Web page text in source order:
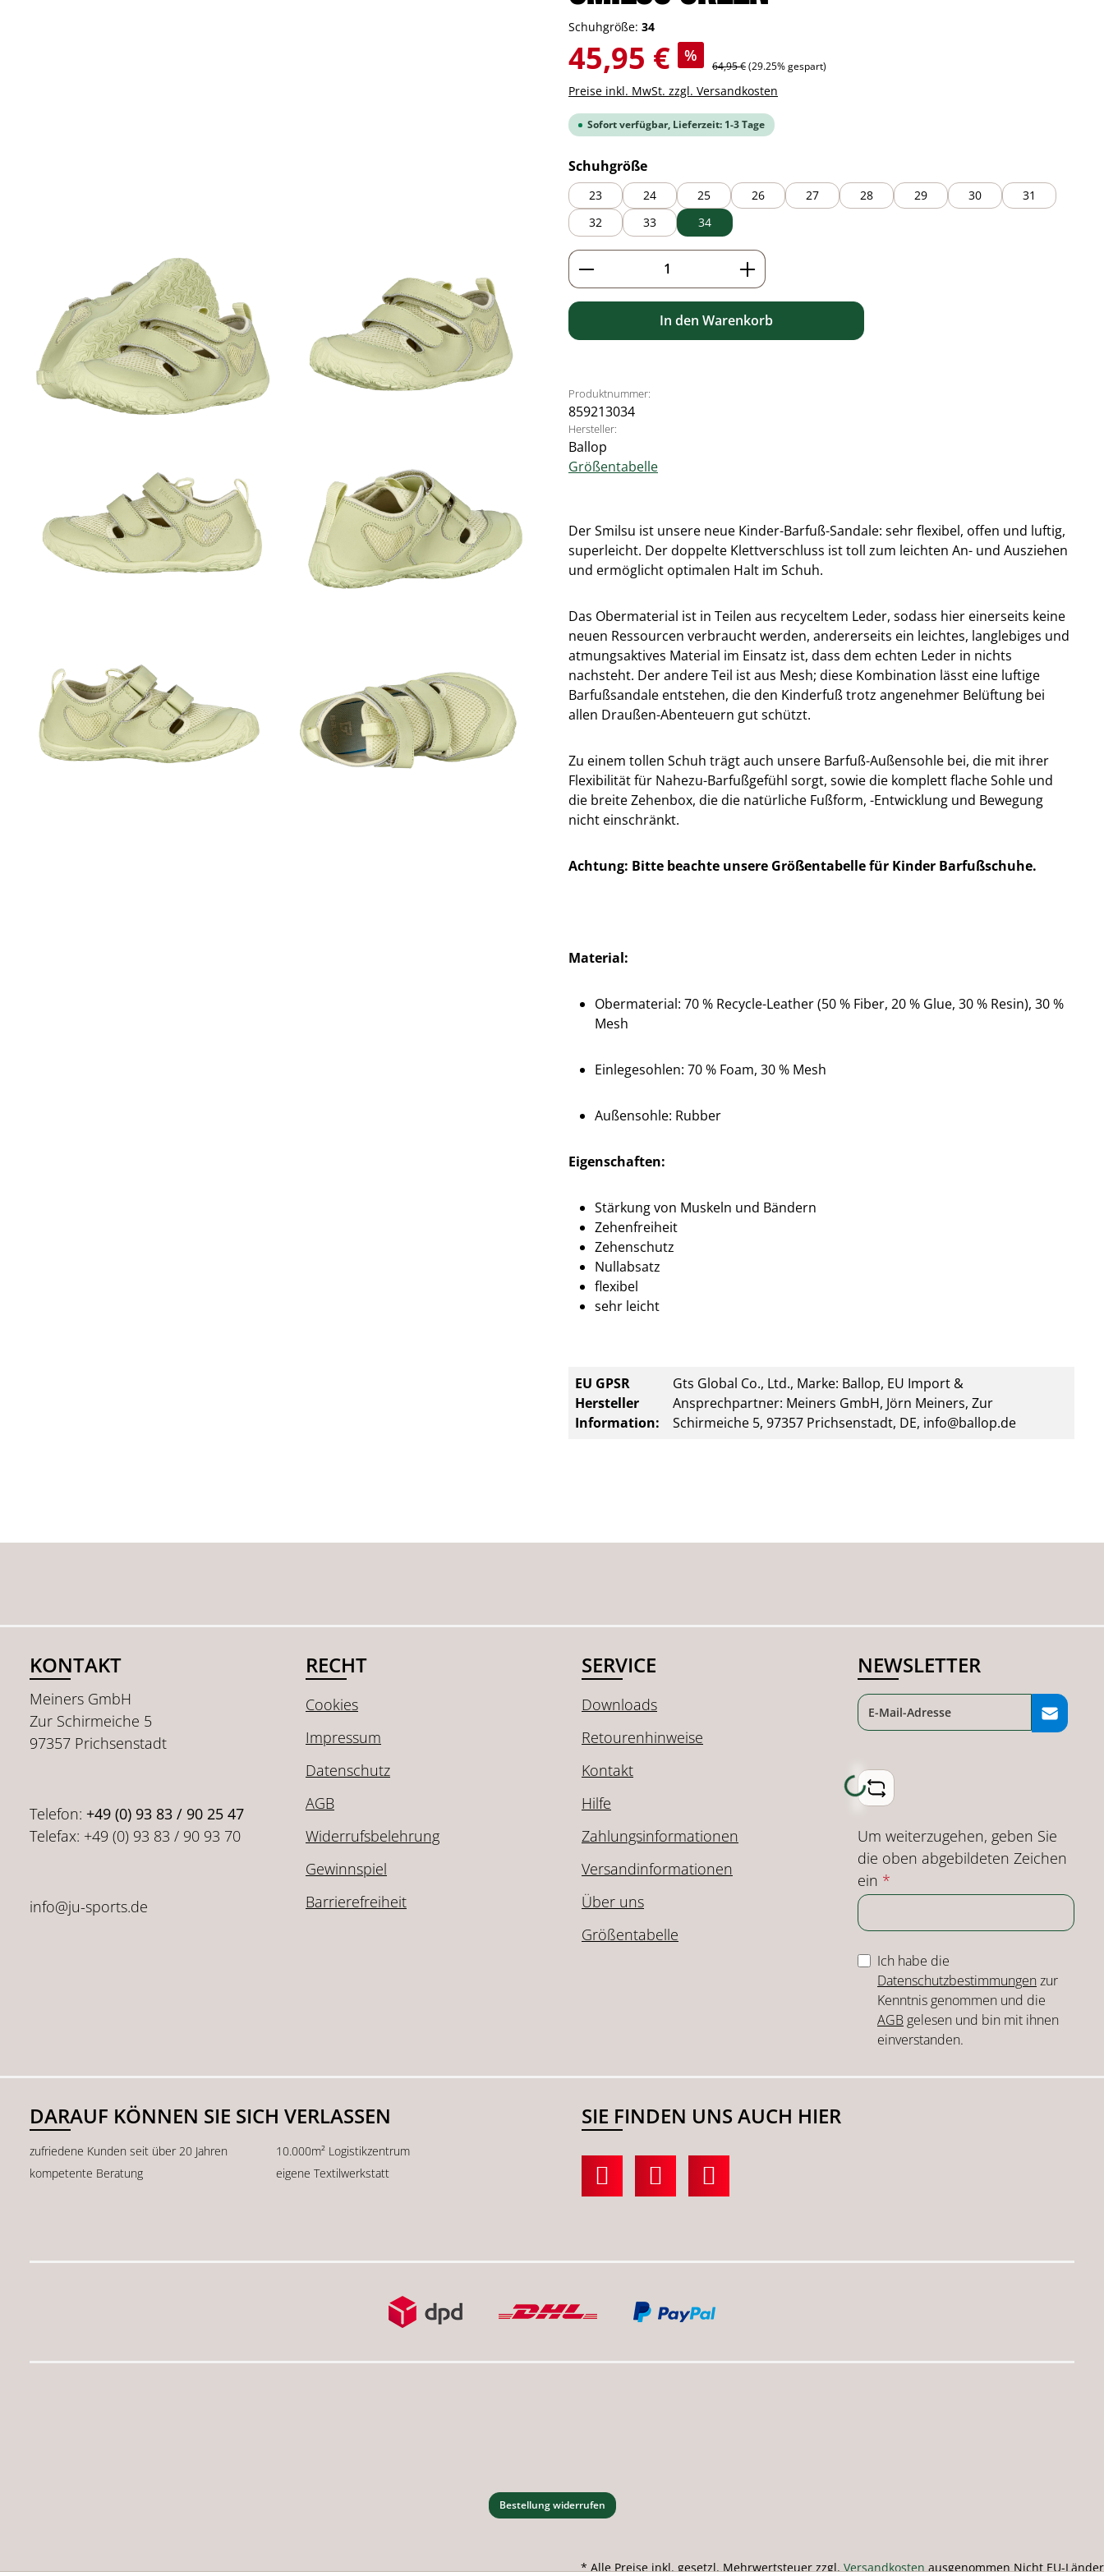
Schuhgröße: 34
Verkaufspreis:
45,95 € %
Regulärer Preis:
64,95 €(29.25% gespart)
Preise inkl. MwSt. zzgl. Versandkosten
Sofort verfügbar, Lieferzeit: 1-3 Tage
Schuhgrößeauswählen
23 24 25 26 27 28 29 30
31
32
33 34
Produkt Anzahl: Gib den gewünschten Wert ein oder
In den Warenkorb
Produktnummer:
859213034
Hersteller:
Ballop
Größentabelle
Der Smilsu ist unsere neue Kinder-Barfuß-Sandale: sehr flexibel, offen und luftig,
superleicht. Der doppelte Klettverschluss ist toll zum leichten An- und Ausziehen
und ermöglicht optimalen Halt im Schuh.
Das Obermaterial ist in Teilen aus recyceltem Leder, sodass hier einerseits keine
neuen Ressourcen verbraucht werden, andererseits ein leichtes, langlebiges und
atmungsaktives Material im Einsatz ist, dass dem echten Leder in nichts
nachsteht. Der andere Teil ist aus Mesh; diese Kombination lässt eine luftige
Barfußsandale entstehen, die den Kinderfuß trotz angenehmer Belüftung bei
allen Draußen-Abenteuern gut schützt.
Zu einem tollen Schuh trägt auch unsere Barfuß-Außensohle bei, die mit ihrer
Flexibilität für Nahezu-Barfußgefühl sorgt, sowie die komplett flache Sohle und
die breite Zehenbox, die die natürliche Fußform, -Entwicklung und Bewegung
nicht einschränkt.
Achtung: Bitte beachte unsere Größentabelle für Kinder Barfußschuhe.
Material:
Obermaterial: 70 % Recycle-Leather (50 % Fiber, 20 % Glue, 30 % Resin), 30 %
Mesh
Einlegesohlen: 70 % Foam, 30 % Mesh
Außensohle: Rubber
Eigenschaften:
Stärkung von Muskeln und Bändern
Zehenfreiheit
Zehenschutz
Nullabsatz
flexibel
sehr leicht
EU GPSR
Hersteller
Information:
Gts Global Co., Ltd., Marke: Ballop, EU Import &
Ansprechpartner: Meiners GmbH, Jörn Meiners, Zur
Schirmeiche 5, 97357 Prichsenstadt, DE, info@ballop.de
KONTAKT
Meiners GmbH
Zur Schirmeiche 5
97357 Prichsenstadt
Telefon: +49 (0) 93 83 / 90 25 47
Telefax: +49 (0) 93 83 / 90 93 70
info@ju-sports.de
RECHT
Cookies
Impressum
Datenschutz
AGB
Widerrufsbelehrung
Gewinnspiel
Barrierefreiheit
SERVICE
Downloads
Retourenhinweise
Kontakt
Hilfe
Zahlungsinformationen
Versandinformationen
Über uns
Größentabelle
NEWSLETTER
Loading...
Um weiterzugehen, geben Sie
die oben abgebildeten Zeichen
ein *
Ich habe die
Datenschutzbestimmungenzur
Kenntnis genommen und die
AGB gelesen und bin mit ihnen
einverstanden.
DARAUF KÖNNEN SIE SICH VERLASSEN
zufriedene Kunden seit über 20 Jahren
10.000m² Logistikzentrum
kompetente Beratung
eigene Textilwerkstatt
SIE FINDEN UNS AUCH HIER
Bestellung widerrufen
* Alle Preise inkl. gesetzl. Mehrwertsteuer zzgl. Versandkosten ausgenommen Nicht EU-Länder